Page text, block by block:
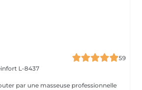
59
L-8437
par une masseuse professionnelle